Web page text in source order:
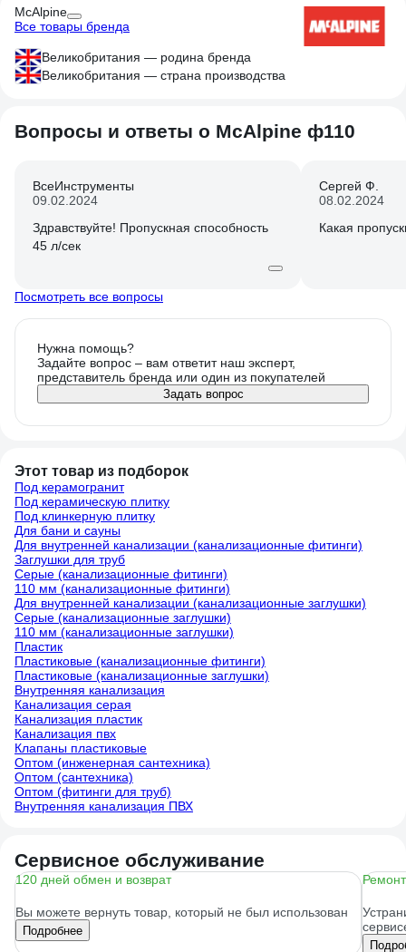
McAlpine
Все товары бренда
Великобритания — родина бренда
Великобритания — страна производства
Вопросы и ответы о McAlpine ф110
ВсеИнструменты
09.02.2024
Здравствуйте! Пропускная способность
45 л/сек
Сергей Ф.
08.02.2024
Какая
Посмотреть все вопросы
Нужна помощь?
Задайте вопрос – вам ответит наш эксперт,
представитель бренда или один из покупателей
Задать вопрос
Этот товар из подборок
Под керамогранит
Под керамическую плитку
Под клинкерную плитку
Для бани и сауны
Для внутренней канализации (канализационные фитинги)
Заглушки для труб
Серые (канализационные фитинги)
110 мм (канализационные фитинги)
Для внутренней канализации (канализационные заглушки)
Серые (канализационные заглушки)
110 мм (канализационные заглушки)
Пластик
Пластиковые (канализационные фитинги)
Пластиковые (канализационные заглушки)
Внутренняя канализация
Канализация серая
Канализация пластик
Канализация пвх
Клапаны пластиковые
Оптом (инженерная сантехника)
Оптом (сантехника)
Оптом (фитинги для труб)
Внутренняя канализация ПВХ
Сервисное обслуживание
120 дней обмен и возврат
Вы можете вернуть товар, который не был использован
Подробнее